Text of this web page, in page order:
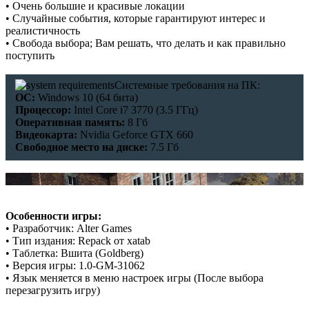
• Очень большие и красивые локации
• Случайные события, которые гарантируют интерес и
реалистичность
• Свобода выбора; Вам решать, что делать и как правильно
поступить
Системные требования на ПК:
ОС: Windows 10 (64 бита)
Процессор: Intel Core i7 3770 (3.5 ГГц)
Оперативная память: 8 Гб
Видеокарта: Nvidia Geforce GTX 660
Свободное место на диске: 7.5 Гб
Особенности игры:
• Разработчик: Alter Games
• Тип издания: Repack от xatab
• Таблетка: Вшита (Goldberg)
• Версия игры: 1.0-GM-31062
• Язык меняется в меню настроек игры (После выбора
перезагрузить игру)